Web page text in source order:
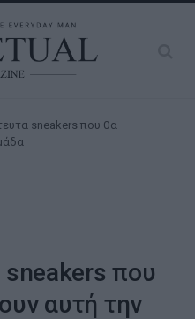
sneakers που θα
sneakers που
αυτή την